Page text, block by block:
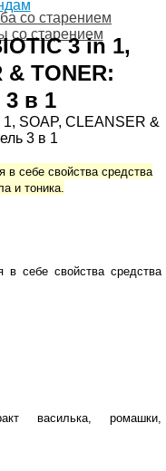
со старением
со старением
3 in 1,
& TONER:
в 1
себе свойства средства
и тоника.
себе свойства средства
василька, ромашки,